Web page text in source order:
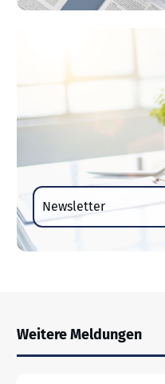
Newsletter
Weitere Meldungen